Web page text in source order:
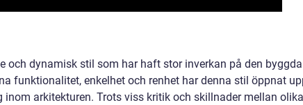
och dynamisk stil som har haft stor inverkan på den
funktionalitet, enkelhet och renhet har denna stil öppnat
arkitekturen. Trots viss kritik och skillnader mellan olika